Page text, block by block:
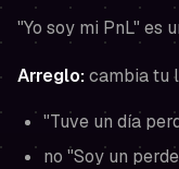
"Yo soy mi PnL" es
Arreglo:cambia tu
"Tuve un día
no "Soy un